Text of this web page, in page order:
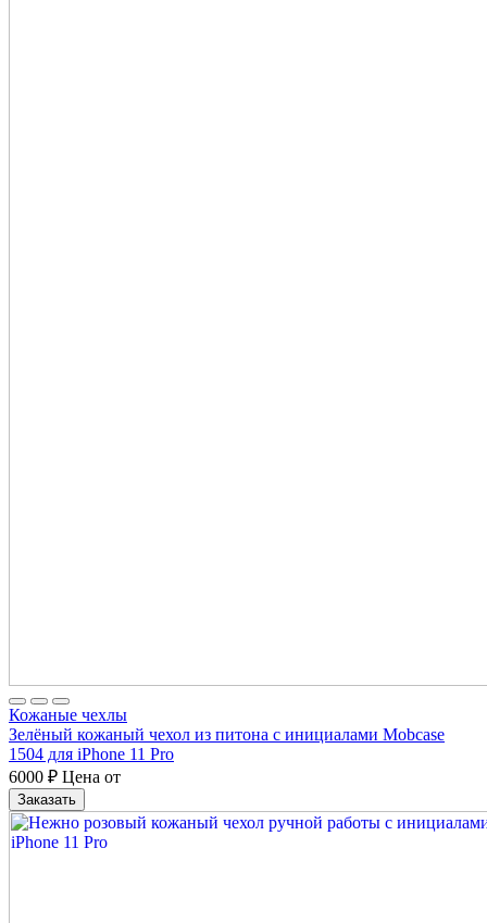
Кожаные чехлы
Зелёный кожаный чехол из питона с инициалами Mobcase
1504 для iPhone 11 Pro
6000 ₽ Цена от
Заказать